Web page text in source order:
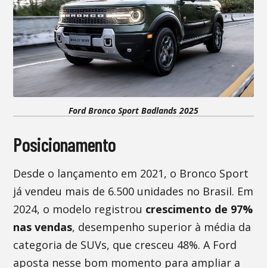
Ford Bronco Sport Badlands 2025
Posicionamento
Desde o lançamento em 2021, o Bronco Sport
já vendeu mais de 6.500 unidades no Brasil. Em
2024, o modelo registrou crescimento de 97%
nas vendas, desempenho superior à média da
categoria de SUVs, que cresceu 48%. A Ford
aposta nesse bom momento para ampliar a